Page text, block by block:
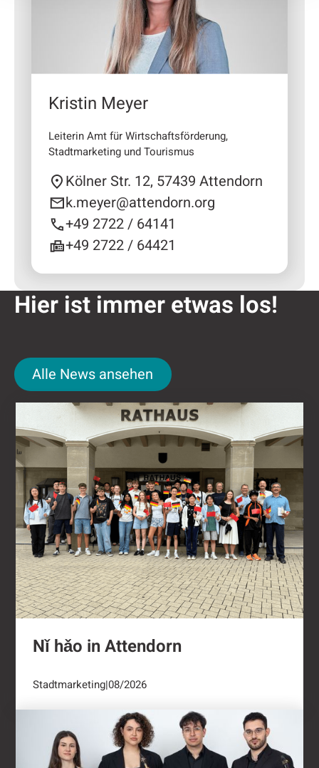
Kristin Meyer
Leiterin Amt für Wirtschaftsförderung,
Stadtmarketing und Tourismus
Kölner Str. 12, 57439 Attendorn
k.meyer@attendorn.org
+49 2722 / 64141
+49 2722 / 64421
Hier ist immer etwas los!
Alle News ansehen
Alle News ansehen
Nǐ hǎo in Attendorn
Nǐ hǎo in Attendorn
Stadtmarketing|08/2026
Kulturring Attendorn mit vielseitigem